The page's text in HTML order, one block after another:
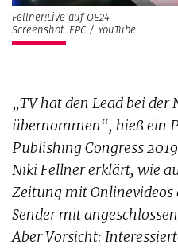
Fellner!Live auf OE24
Screenshot: EPC / YouTube
„TV hat den Lead bei
übernommen“, hieß ein
Publishing Congress
Niki Fellner erklärt, wie
Zeitung mit
Sender mit
Aber Vorsicht: